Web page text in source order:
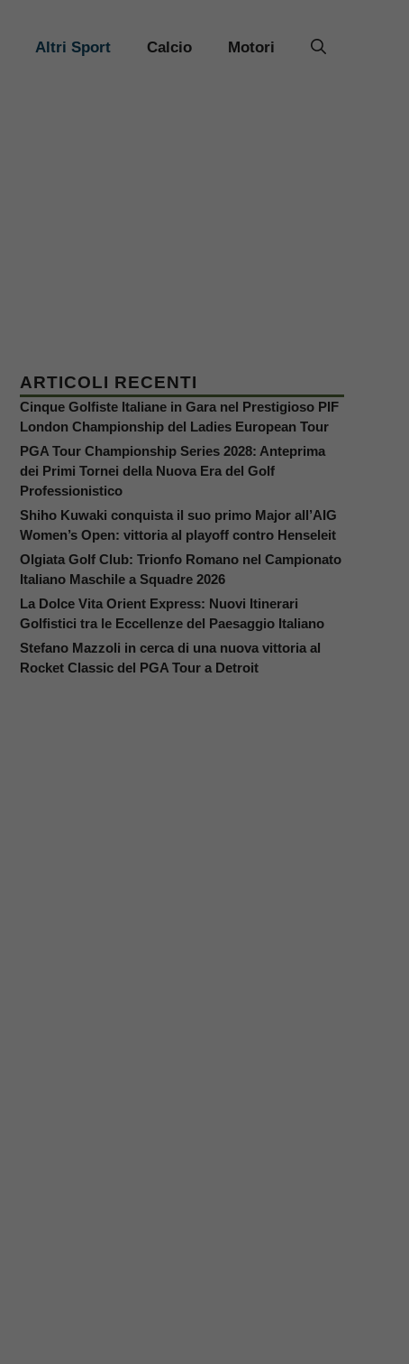
Altri Sport Calcio Motori
ARTICOLI RECENTI
Cinque Golfiste Italiane in Gara nel Prestigioso PIF
London Championship del Ladies European Tour
PGA Tour Championship Series 2028: Anteprima
dei Primi Tornei della Nuova Era del Golf
Professionistico
Shiho Kuwaki conquista il suo primo Major all’AIG
Women’s Open: vittoria al playoff contro Henseleit
Olgiata Golf Club: Trionfo Romano nel Campionato
Italiano Maschile a Squadre 2026
La Dolce Vita Orient Express: Nuovi Itinerari
Golfistici tra le Eccellenze del Paesaggio Italiano
Stefano Mazzoli in cerca di una nuova vittoria al
Rocket Classic del PGA Tour a Detroit